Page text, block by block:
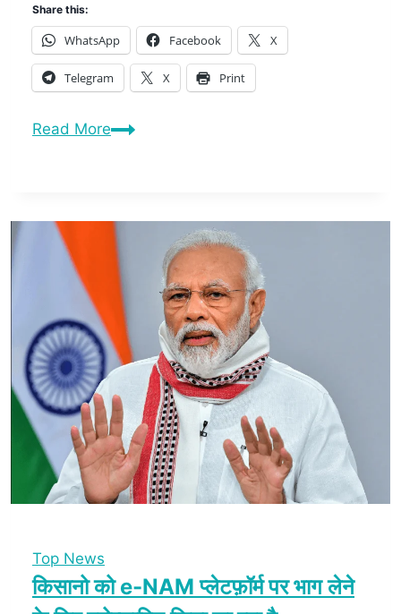
Share this:
WhatsApp Facebook X
Telegram X Print
Read More
Top News
किसानो को e-NAM प्लेटफ़ॉर्म पर भाग लेने